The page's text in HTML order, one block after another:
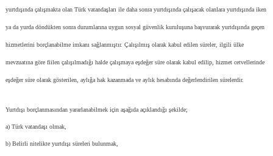
yurtdışında çalışmakta olan Türk vatandaşları ile daha sonra yurtdışında çalışacak olanlara yurtdışında iken
ya da yurda döndükten sonra durumlarına uygun sosyal güvenlik kuruluşuna başvurarak yurtdışında geçen
hizmetlerini borçlanabilme imkanı sağlanmıştır. Çalışılmış olarak kabul edilen süreler, ilgili ülke
mevzuatına göre fiilen çalışılmadığı halde çalışmaya eşdeğer süre olarak kabul edilip, hizmet cetvellerinde
eşdeğer süre olarak gösterilen, aylığa hak kazanmada ve aylık hesabında değerlendirilen sürelerdir.
Yurtdışı borçlanmasından yararlanabilmek için aşağıda açıklandığı şekilde;
a) Türk vatandaşı olmak,
b) Belirli nitelikte yurtdışı süreleri bulunmak,